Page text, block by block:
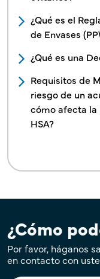
¿Qué es el
de Envases
¿Qué es una
Requisitos de
riesgo de un
cómo afecta la
HSA?
¿Cómo
Por favor, háganos
en contacto con